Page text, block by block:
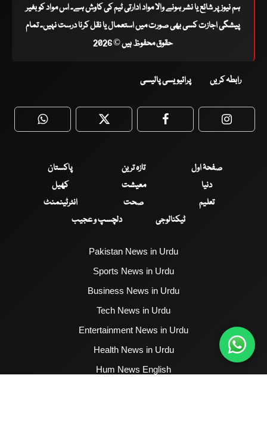
ہم نیوز پر شائع یا نشر ہونے والا مواد ادارتی ٹیم کی کاوش ہے۔ اس مواد کو بغیر
پیشگی اجازت کسی بھی صورت میں استعمال یا نقل کرنا درست نہیں۔ تمام
حقوق محفوظ ہیں © 2026
رابطہ کریں پرائیویسی پالیسی
WhatsApp Twitter Facebook
صفحۂ اول تازہ ترین
پاکستان
دنیا
معیشت
کھیل
تعلیم
صحت
انٹرٹینمنٹ
ٹیکنالوجی
دلچسپ و عجیب
Pakistan News in Urdu
Sports News in Urdu
Business News in Urdu
Tech News in Urdu
Entertainment News in Urdu
Health News in Urdu
Hum News English